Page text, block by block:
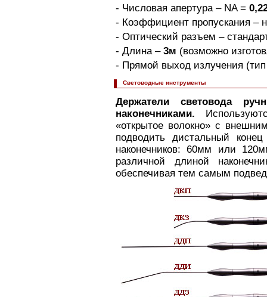
- Числовая апертура – NA =
- Коэффициент пропускания –
- Оптический разъем –
- Длина – 3м (возможно
- Прямой выход излучения (тип
Cветоводные инструменты
Держатели световода
наконечниками.
«открытое волокно» с
подводить дистальный
наконечников: 60мм или
различной длиной
обеспечивая тем самым